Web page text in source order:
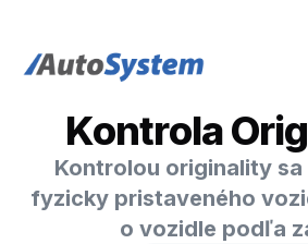
auto-system logo
Kontrola
Kontrolou originality sa
fyzicky pristaveného
o vozidle podľa